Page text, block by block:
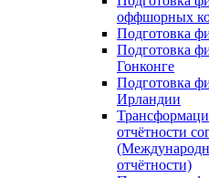
оффшорных
Подготовка
Подготовка
Гонконге
Подготовка
Ирландии
отчётности
отчётности)